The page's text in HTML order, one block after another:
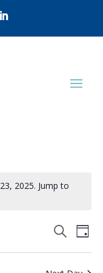
2025. Jump to
Events
Search
Day